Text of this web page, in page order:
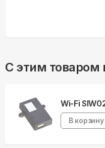
С этим товаром
Wi-Fi
В корзину